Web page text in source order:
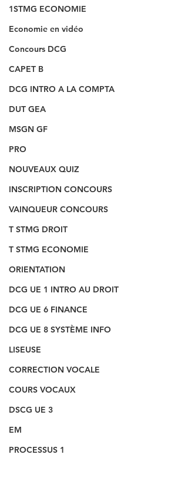
1STMG ECONOMIE
Economie en vidéo
Concours DCG
CAPET B
DCG INTRO A LA COMPTA
DUT GEA
MSGN GF
PRO
NOUVEAUX QUIZ
INSCRIPTION CONCOURS
VAINQUEUR CONCOURS
T STMG DROIT
T STMG ECONOMIE
ORIENTATION
DCG UE 1 INTRO AU DROIT
DCG UE 6 FINANCE
DCG UE 8 SYSTÈME INFO
LISEUSE
CORRECTION VOCALE
COURS VOCAUX
DSCG UE 3
EM
PROCESSUS 1